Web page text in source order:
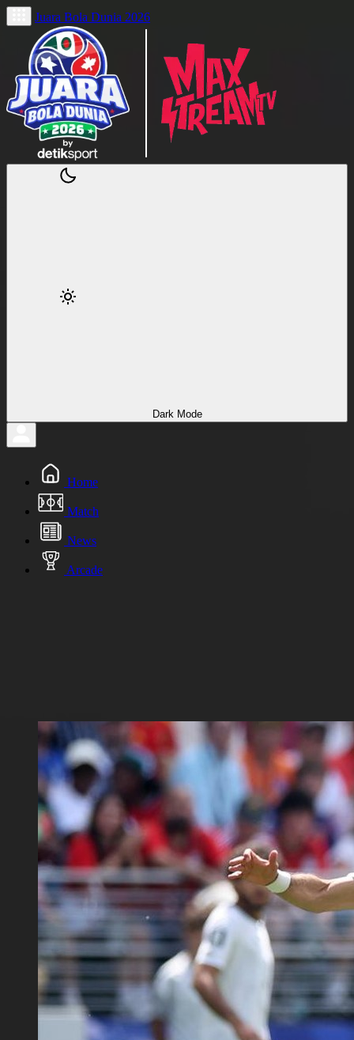
Juara Bola Dunia 2026
Dark Mode
Home
Match
News
Arcade